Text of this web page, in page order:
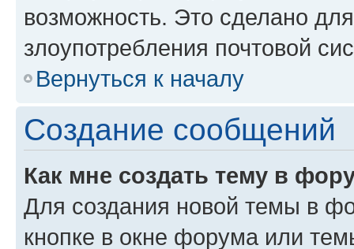
возможность. Это сделано
злоупотребления почтовой
Вернуться к началу
Создание сообщений
Как мне создать тему в
Для создания новой темы в
кнопке в окне форума или